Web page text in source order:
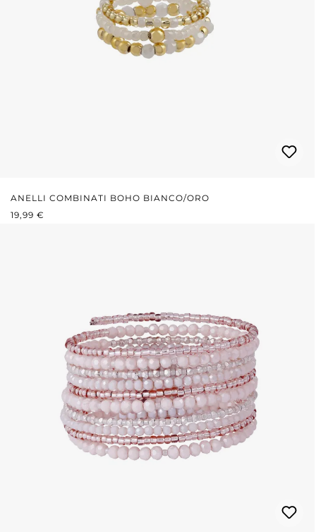
ANELLI COMBINATI BOHO BIANCO/ORO
PREZZO NORMALE:
19,99 €